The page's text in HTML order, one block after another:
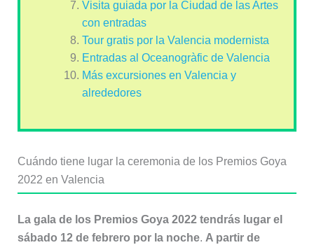
Visita guiada por la Ciudad de las Artes
con entradas
Tour gratis por la Valencia modernista
Entradas al Oceanogràfic de Valencia
Más excursiones en Valencia y
alrededores
Cuándo tiene lugar la ceremonia de los Premios Goya
2022 en Valencia
La gala de los Premios Goya 2022 tendrás lugar el
sábado 12 de febrero por la noche. A partir de